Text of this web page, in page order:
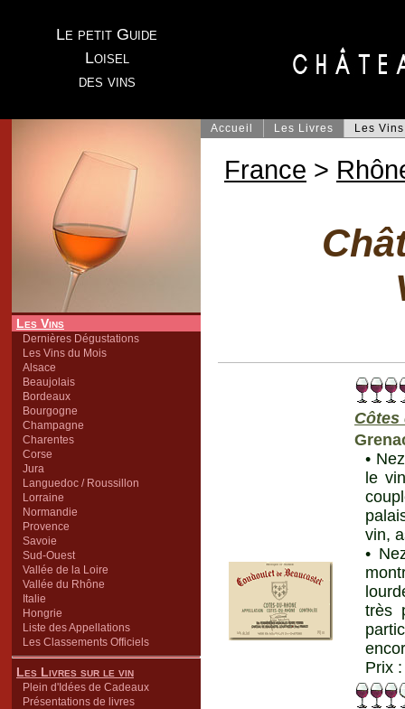
Le petit Guide
Loisel
des vins
Les Vins
Dernières Dégustations
Les Vins du Mois
Alsace
Beaujolais
Bordeaux
Bourgogne
Champagne
Charentes
Corse
Jura
Languedoc / Roussillon
Lorraine
Normandie
Provence
Savoie
Sud-Ouest
Vallée de la Loire
Vallée du Rhône
Italie
Hongrie
Liste des Appellations
Les Classements Officiels
Les Livres sur le vin
Plein d'Idées de Cadeaux
Présentations de livres
Accueil Les Livres Les Vins
France >
Côtes
•
le
vin,
•
très
Prix